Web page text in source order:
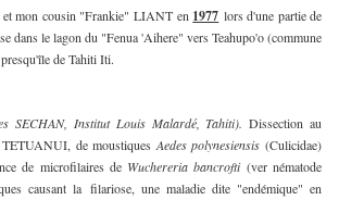
et mon cousin "Frankie" LIANT en 1977 lors d'une partie de
dans le lagon du "Fenua 'Aihere" vers Teahupo'o (commune
de Tahiti Iti.
SECHAN, Institut Louis Malardé, Tahiti). Dissection au
de moustiques Aedes polynesiensis (Culicidae)
de microfilaires de Wuchereria bancrofti(ver nématode
causant la filariose, une maladie dite "endémique" en